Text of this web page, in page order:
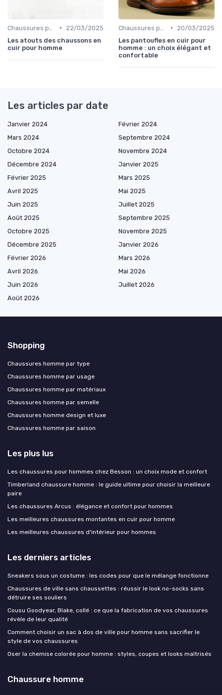
•
22/03/2025
Les atouts des chaussons en
cuir pour homme
•
20/03/2025
Les pantoufles en cuir pour
homme : un choix élégant et
confortable
Les articles par date
Janvier 2024
Février 2024
Mars 2024
Septembre 2024
Octobre 2024
Novembre 2024
Décembre 2024
Janvier 2025
Février 2025
Mars 2025
Avril 2025
Mai 2025
Juin 2025
Juillet 2025
Août 2025
Septembre 2025
Octobre 2025
Novembre 2025
Décembre 2025
Janvier 2026
Février 2026
Mars 2026
Avril 2026
Mai 2026
Juin 2026
Juillet 2026
Août 2026
Shopping
Chaussures homme par type
Chaussures homme par usage
Chaussures homme par matériaux
Chaussures homme par semelle
Chaussures homme design et luxe
Chaussures homme par saison
Les plus lus
Les chaussures pour hommes chez Besson : un choix mode et confort
Timberland chaussure homme : le guide ultime pour choisir la meilleure
paire
Les chaussures Arcus : élégance et confort pour hommes
Les meilleures chaussures montantes en cuir pour homme
Les meilleures chaussures d'intérieur pour hommes
Les derniers articles
Sneakers sous un costume : les codes pour que le mélange fonctionne
Chaussures de ville sans chaussettes : réussir le look no-socks sans
détruire ses souliers
Cousu Goodyear, Blake, collé : ce que la fabrication de vos chaussures
révèle de leur qualité
Comment choisir un sac à dos de ville pour homme sans sacrifier le
style de vos chaussures
Oser la chemise colorée pour homme : styles, coupes et looks maîtrisés
Chaussure homme